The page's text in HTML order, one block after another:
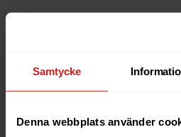
Samtycke
Denna webbplats använder
Är du ägare till hemsidan eller
anledningarna till varför en
Läs mer